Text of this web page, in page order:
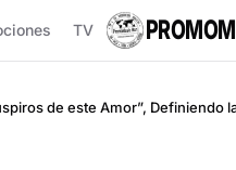
TV
de este Amor”, Definiendo